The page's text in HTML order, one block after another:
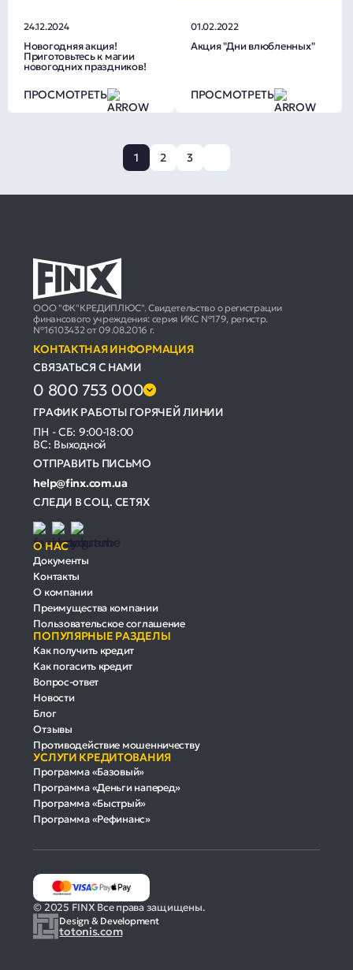
24.12.2024
Новогодняя акция!
Приготовьтесь к магии
новогодних праздников!
ПРОСМОТРЕТЬ
01.02.2022
Акция "Дни влюбленных"
ПРОСМОТРЕТЬ
1 2 3
ООО "ФК"КРЕДИПЛЮС". Свидетельство о регистрации
финансового учреждения: серия ИКС №179, регистр.
№16103432 от 09.08.2016 г.
КОНТАКТНАЯ ИНФОРМАЦИЯ
СВЯЗАТЬСЯ С НАМИ
0 800 753 000
ГРАФИК РАБОТЫ ГОРЯЧЕЙ ЛИНИИ
ПН - СБ: 9:00-18:00
ВС: Выходной
ОТПРАВИТЬ ПИСЬМО
help@finx.com.ua
СЛЕДИ В СОЦ. СЕТЯХ
О НАС
Документы
Контакты
О компании
Преимущества компании
Пользовательское соглашение
ПОПУЛЯРНЫЕ РАЗДЕЛЫ
Как получить кредит
Как погасить кредит
Вопрос-ответ
Новости
Блог
Отзывы
Противодействие мошенничеству
УСЛУГИ КРЕДИТОВАНИЯ
Программа «Базовый»
Программа «Деньги наперед»
Программа «Быстрый»
Программа «Рефинанс»
Design & Development
totonis.com
© 2025 FINX Все права защищены.